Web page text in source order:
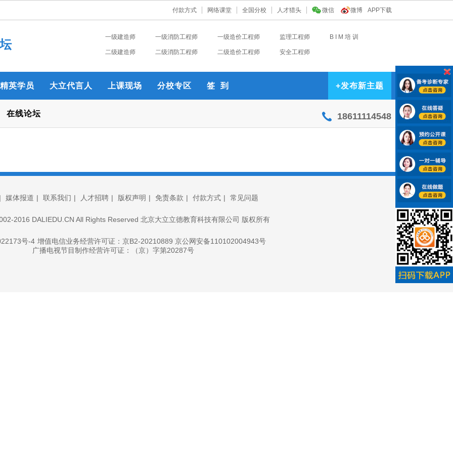
APP下载
微博
微信
人才猎头
全国分校
网络课堂
付款方式
一级建造师 一级消防工程师 一级造价工程师 监理工程师 B I M 培 训
二级建造师 二级消防工程师 二级造价工程师 安全工程师
精英学员 大立代言人 上课现场 分校专区 签 到 +发布新主题
在线论坛 18611114548
| 媒体报道 | 联系我们 | 人才招聘 | 版权声明 | 免责条款 | 付款方式 | 常见问题
2016 DALIEDU.CN All Rights Reserved 北京大立立德教育科技有限公司 版权所有
号-4 增值电信业务经营许可证：京B2-20210889 京公网安备110102004943号
广播电视节目制作经营许可证：（京）字第20287号